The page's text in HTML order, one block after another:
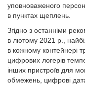
уповноваженого
в пунктах щеплень.
Згідно з останніми
в лютому 2021 р.,
в кожному контейнері
цифрових логерів
інших пристроїв для
обмежень, цифрові